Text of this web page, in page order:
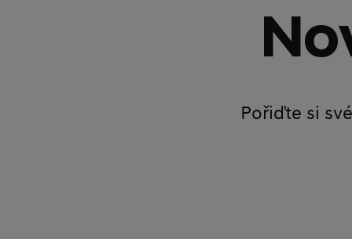
Pořiďte si